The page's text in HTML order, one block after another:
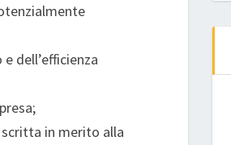
dell’efficienza
in merito alla